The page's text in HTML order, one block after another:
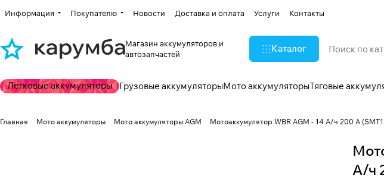
Информация Покупателю Новости Доставка и оплата Услуги Контакты
Магазин аккумуляторов и
автозапчастей
Каталог
Легковые аккумуляторы Грузовые аккумуляторыМото аккумуляторыТяговые
Главная Мото аккумуляторы Мото аккумуляторы AGM Мотоаккумулятор WBR AGM - 14 А/ч 200 А
А/ч